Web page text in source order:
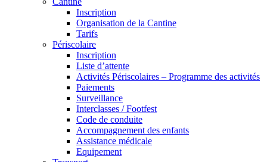
Inscription
Organisation de la Cantine
Tarifs
Périscolaire
Inscription
Liste d’attente
Activités Périscolaires – Programme des activités
Paiements
Surveillance
Interclasses / Footfest
Code de conduite
Accompagnement des enfants
Assistance médicale
Equipement